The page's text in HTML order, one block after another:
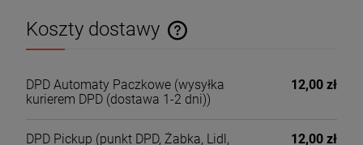
Koszty dostawy
Cena nie zawiera ewentualnych kosztów płatności
DPD Automaty Paczkowe (wysyłka
kurierem DPD (dostawa 1-2 dni))
12,00 zł
DPD Pickup (punkt DPD, Żabka, Lidl, 12,00 zł